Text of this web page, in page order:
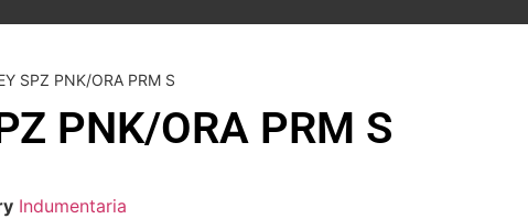
SPZ PNK/ORA PRM S
PNK/ORA PRM S
Indumentaria